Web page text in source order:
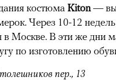
костюма Kiton —
Через 10-12
в Москве. В эти же дни
по изготовлению
пер., 13